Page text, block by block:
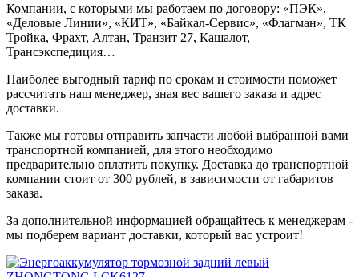
Компании, с которыми мы работаем по договору: «ПЭК»,
«Деловые Линии», «КИТ», «Байкал-Сервис», «Флагман», ТК
Тройка, Фрахт, Алтан, Транзит 27, Кашалот,
Трансэкспедиция…
Наиболее выгодный тариф по срокам и стоимости поможет
рассчитать наш менеджер, зная вес вашего заказа и адрес
доставки.
Также мы готовы отправить запчасти любой выбранной вами
транспортной компанией, для этого необходимо
предварительно оплатить покупку. Доставка до транспортной
компании стоит от 300 рублей, в зависимости от габаритов
заказа.
За дополнительной информацией обращайтесь к менеджерам -
мы подберем вариант доставки, который вас устроит!